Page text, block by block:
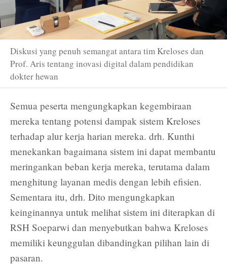
Diskusi yang penuh semangat antara tim Kreloses dan
Prof. Aris tentang inovasi digital dalam pendidikan
dokter hewan
Semua peserta mengungkapkan kegembiraan
mereka tentang potensi dampak sistem Kreloses
terhadap alur kerja harian mereka. drh. Kunthi
menekankan bagaimana sistem ini dapat membantu
meringankan beban kerja mereka, terutama dalam
menghitung layanan medis dengan lebih efisien.
Sementara itu, drh. Dito mengungkapkan
keinginannya untuk melihat sistem ini diterapkan di
RSH Soeparwi dan menyebutkan bahwa Kreloses
memiliki keunggulan dibandingkan pilihan lain di
pasaran.